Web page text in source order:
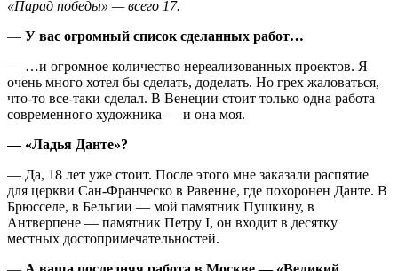
«Парад победы» — всего 17.
— У вас огромный список сделанных работ…
— …и огромное количество нереализованных проектов. Я
очень много хотел бы сделать, доделать. Но грех жаловаться,
что-то все-таки сделал. В Венеции стоит только одна работа
современного художника — и она моя.
— «Ладья Данте»?
— Да, 18 лет уже стоит. После этого мне заказали распятие
для церкви Сан-Франческо в Равенне, где похоронен Данте. В
Брюсселе, в Бельгии — мой памятник Пушкину, в
Антверпене — памятник Петру I, он входит в десятку
местных достопримечательностей.